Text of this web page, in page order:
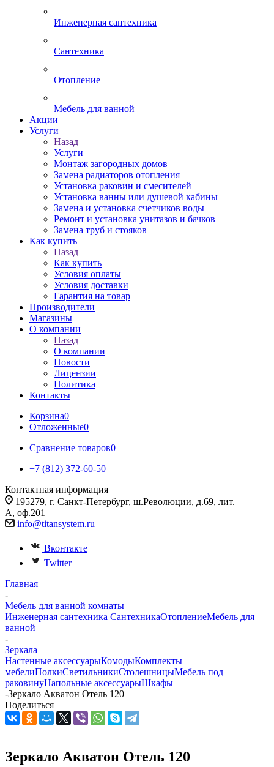
Инженерная сантехника
Сантехника
Отопление
Мебель для ванной
Акции
Услуги
Назад
Услуги
Монтаж загородных домов
Замена радиаторов отопления
Установка раковин и смесителей
Установка ванны или душевой кабины
Замена и установка счетчиков воды
Ремонт и установка унитазов и бачков
Замена труб и стояков
Как купить
Назад
Как купить
Условия оплаты
Условия доставки
Гарантия на товар
Производители
Магазины
О компании
Назад
О компании
Новости
Лицензии
Политика
Контакты
Корзина0
Отложенные0
Сравнение товаров0
+7 (812) 372-60-50
Контактная информация
195279, г. Санкт-Петербург, ш.Революции, д.69, лит.
А, оф.201
info@titansystem.ru
Вконтакте
Twitter
Главная
-
Мебель для ванной комнаты
Инженерная сантехника СантехникаОтоплениеМебель для
ванной
-
Зеркала
Настенные аксессуарыКомодыКомплекты
мебелиПолкиСветильникиСтолешницыМебель под
раковинуНапольные аксессуарыШкафы
-Зеркало Акватон Отель 120
Поделиться
Зеркало Акватон Отель 120